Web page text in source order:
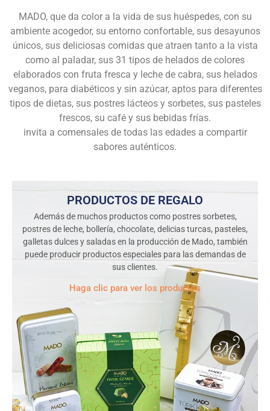
MADO, que da color a la vida de sus huéspedes, con su
ambiente acogedor, su entorno confortable, sus desayunos
únicos, sus deliciosas comidas que atraen tanto a la vista
como al paladar, sus 31 tipos de helados de colores
elaborados con fruta fresca y leche de cabra, sus helados
veganos, para diabéticos y sin azúcar, aptos para diferentes
tipos de dietas, sus postres lácteos y sorbetes, sus pasteles
frescos, su café y sus bebidas frías.
invita a comensales de todas las edades a compartir
sabores auténticos.
PRODUCTOS DE REGALO
Además de muchos productos como postres sorbetes,
postres de leche, bollería, chocolate, delicias turcas, pasteles,
galletas dulces y saladas en la producción de Mado, también
puede producir productos especiales para las demandas de
sus clientes.
Haga clic para ver los productos